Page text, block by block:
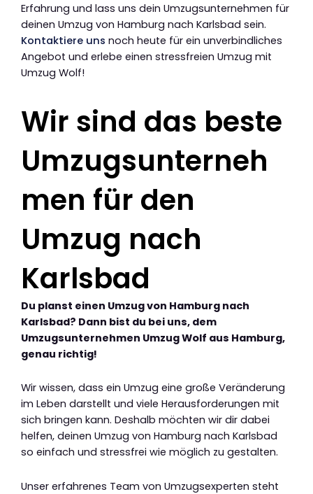
Erfahrung und lass uns dein Umzugsunternehmen für
deinen Umzug von Hamburg nach Karlsbad sein.
Kontaktiere uns noch heute für ein unverbindliches
Angebot und erlebe einen stressfreien Umzug mit
Umzug Wolf!
Wir sind das beste
Umzugsunterneh
men für den
Umzug nach
Karlsbad
Du planst einen Umzug von Hamburg nach
Karlsbad? Dann bist du bei uns, dem
Umzugsunternehmen Umzug Wolf aus Hamburg,
genau richtig!
Wir wissen, dass ein Umzug eine große Veränderung
im Leben darstellt und viele Herausforderungen mit
sich bringen kann. Deshalb möchten wir dir dabei
helfen, deinen Umzug von Hamburg nach Karlsbad
so einfach und stressfrei wie möglich zu gestalten.
Unser erfahrenes Team von Umzugsexperten steht